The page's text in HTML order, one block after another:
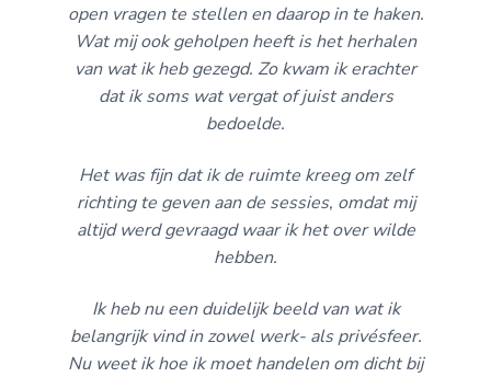
open vragen te stellen en daarop in te haken.
Wat mij ook geholpen heeft is het herhalen
van wat ik heb gezegd. Zo kwam ik erachter
dat ik soms wat vergat of juist anders
bedoelde.
Het was fijn dat ik de ruimte kreeg om zelf
richting te geven aan de sessies, omdat mij
altijd werd gevraagd waar ik het over wilde
hebben.
Ik heb nu een duidelijk beeld van wat ik
belangrijk vind in zowel werk- als privésfeer.
Nu weet ik hoe ik moet handelen om dicht bij